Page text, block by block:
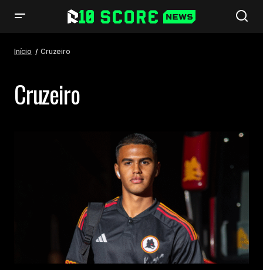
Início Cruzeiro
Cruzeiro